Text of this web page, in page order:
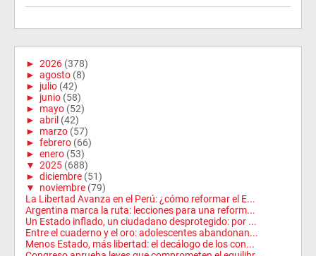
► 2026 (378)
► agosto (8)
► julio (42)
► junio (58)
► mayo (52)
► abril (42)
► marzo (57)
► febrero (66)
► enero (53)
▼ 2025 (688)
► diciembre (51)
▼
noviembre (79)
La Libertad Avanza en el Perú: ¿cómo reformar el E...
Argentina marca la ruta: lecciones para una reform...
Un Estado inflado, un ciudadano desprotegido: por ...
Entre el cuaderno y el oro: adolescentes abandonan...
Menos Estado, más libertad: el decálogo de los con...